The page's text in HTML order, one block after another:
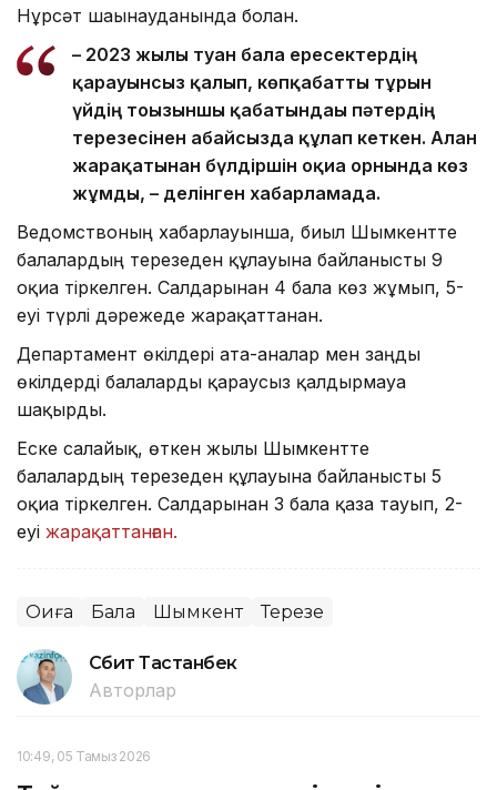
Нұрсәт шағынауданында болған.
– 2023 жылы туған бала ересектердің
қарауынсыз қалып, көпқабатты тұрғын
үйдің тоғызыншы қабатындағы пәтердің
терезесінен абайсызда құлап кеткен. Алған
жарақатынан бүлдіршін оқиға орнында көз
жұмды, – делінген хабарламада.
Ведомствоның хабарлауынша, биыл Шымкентте
балалардың терезеден құлауына байланысты 9
оқиға тіркелген. Салдарынан 4 бала көз жұмып, 5-
еуі түрлі дәрежеде жарақаттанған.
Департамент өкілдері ата-аналар мен заңды
өкілдерді балаларды қараусыз қалдырмауға
шақырды.
Еске салайық, өткен жылы Шымкентте
балалардың терезеден құлауына байланысты 5
оқиға тіркелген. Салдарынан 3 бала қаза тауып, 2-
еуі жарақаттанған.
Оқиға Бала Шымкент Терезе
Сәбит Тастанбек
Авторлар
10:49, 05 Тамыз 2026